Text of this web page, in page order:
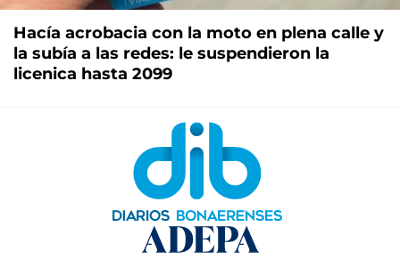
Hacía acrobacia con la moto en plena calle y
la subía a las redes: le suspendieron la
licenica hasta 2099